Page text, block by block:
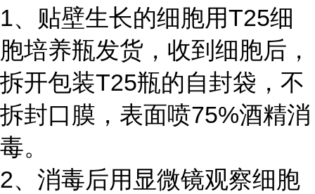
1、贴壁生长的细胞用T25细
胞培养瓶发货，收到细胞后，
拆开包装T25瓶的自封袋，不
拆封口膜，表面喷75%酒精消
毒。
2、消毒后用显微镜观察细胞